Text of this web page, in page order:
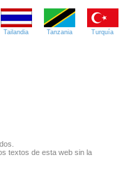
Tailandia Tanzania Turquía
textos de esta web sin la